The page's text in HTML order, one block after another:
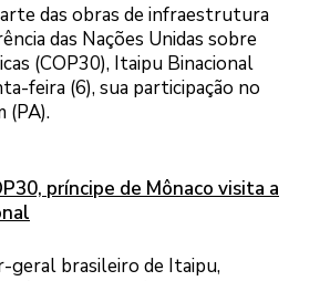
das obras de infraestrutura
das Nações Unidas sobre
(COP30), Itaipu Binacional
feira (6), sua participação no
(PA).
príncipe de Mônaco visita a
geral brasileiro de Itaipu,